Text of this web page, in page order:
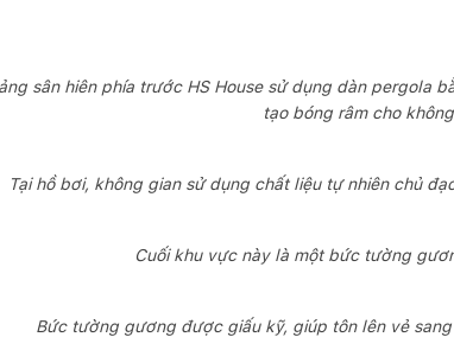
sân hiên phía trước HS House sử dụng dàn pergola
tạo bóng râm cho
Tại hồ bơi, không gian sử dụng chất liệu tự nhiên chủ
Cuối khu vực này là một bức tường
Bức tường gương được giấu kỹ, giúp tôn lên vẻ